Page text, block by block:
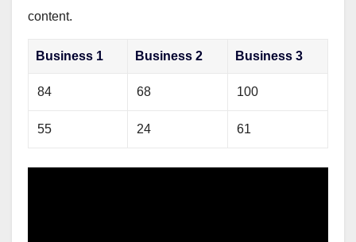
content.
Business 1 Business 2 Business 3
84 68 100
55 24 61